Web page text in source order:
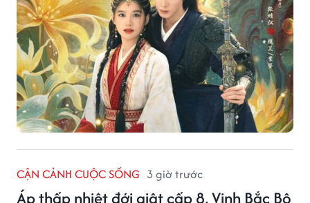
CẬN CẢNH CUỘC SỐNG 3 giờ trước
Áp thấp nhiệt đới giật cấp 8, Vịnh Bắc Bộ